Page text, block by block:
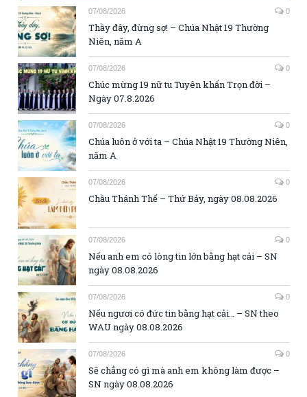
07/08/2026 0
Thầy đây, đừng sợ! – Chúa Nhật 19 Thường
Niên, năm A
07/08/2026 0
Chúc mừng 19 nữ tu Tuyên khấn Trọn đời –
Ngày 07.8.2026
07/08/2026 0
Chúa luôn ở với ta – Chúa Nhật 19 Thường Niên,
năm A
07/08/2026 0
Chầu Thánh Thể – Thứ Bảy, ngày 08.08.2026
07/08/2026 0
Nếu anh em có lòng tin lớn bằng hạt cải – SN
ngày 08.08.2026
07/08/2026 0
Nếu ngươi có đức tin bằng hạt cải… – SN theo
WAU ngày 08.08.2026
07/08/2026 0
Sẽ chẳng có gì mà anh em không làm được –
SN ngày 08.08.2026